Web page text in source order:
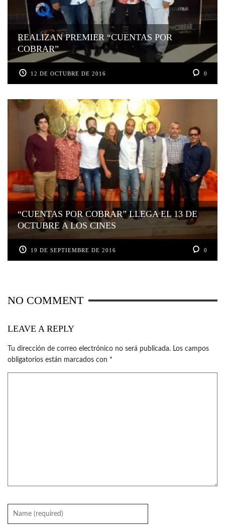
REALIZAN PREMIER “CUENTAS POR
COBRAR”
12 DE OCTUBRE DE 2016 0
“CUENTAS POR COBRAR” LLEGA EL 13 DE
OCTUBRE A LOS CINES
19 DE SEPTIEMBRE DE 2016 0
NO COMMENT
LEAVE A REPLY
Tu dirección de correo electrónico no será publicada. Los campos
obligatorios están marcados con *